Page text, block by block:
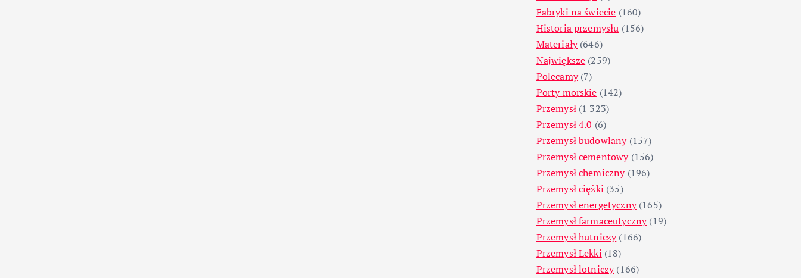
Fabryki na świecie (160)
Historia przemysłu (156)
Materiały(646)
Największe (259)
Polecamy(7)
Porty morskie (142)
Przemysł(1 323)
Przemysł 4.0 (6)
Przemysł budowlany(157)
Przemysł cementowy(156)
Przemysł chemiczny(196)
Przemysł ciężki (35)
Przemysł energetyczny(165)
Przemysł farmaceutyczny(19)
Przemysł hutniczy(166)
Przemysł Lekki (18)
Przemysł lotniczy(166)